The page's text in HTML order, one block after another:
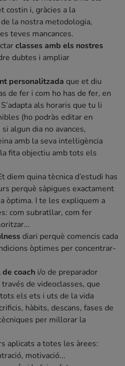
costin i, gràcies a la
la nostra metodologia,
teves mancances.
classes amb els nostres
dubtes i ampliar
personalitzada que et diu
de fer i com ho has de fer, en
S’adapta als horaris que tu li
(ho podràs editar en
algun dia no avances,
amb la seva intel·ligència
fita objectiu amb tots els
diem quina tècnica d’estudi has
perquè sàpigues exactament
òptima. I te les expliquem a
com subratllar, com fer
diari perquè comencis cada
òptimes per concentrar-
coach i/o de preparador
través de videoclasses, que
els ets i uts de la vida
hàbits, descans, fases de
per millorar la
aplicats a totes les àrees:
motivació...